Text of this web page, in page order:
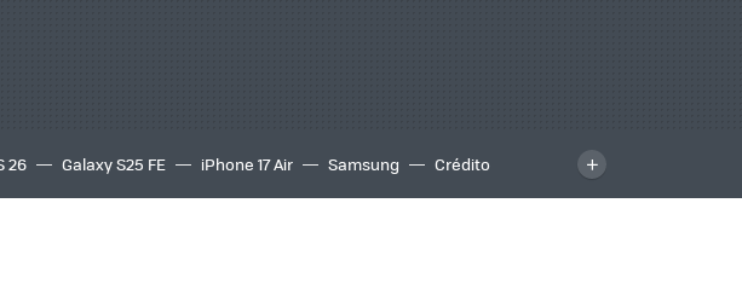
26 Galaxy S25 FE iPhone 17 Air Samsung
Crédito